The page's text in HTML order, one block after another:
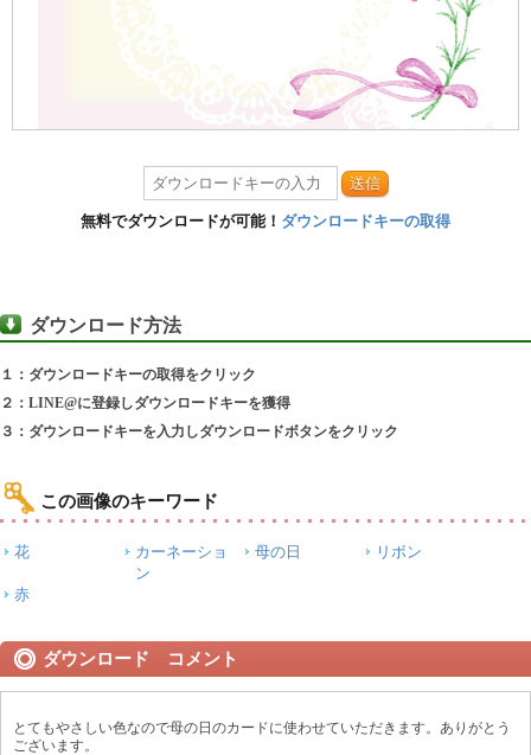
送信
無料でダウンロードが可能！ ダウンロードキーの取得
ダウンロード方法
１：ダウンロードキーの取得をクリック
２：LINE@に登録しダウンロードキーを獲得
３：ダウンロードキーを入力しダウンロードボタンをクリック
この画像のキーワード
花
カーネーショ
ン
母の日 リボン
赤
ダウンロード コメント
とてもやさしい色なので母の日のカードに使わせていただきます。ありがとう
ございます。